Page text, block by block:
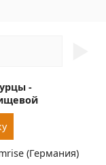
-
(Германия)